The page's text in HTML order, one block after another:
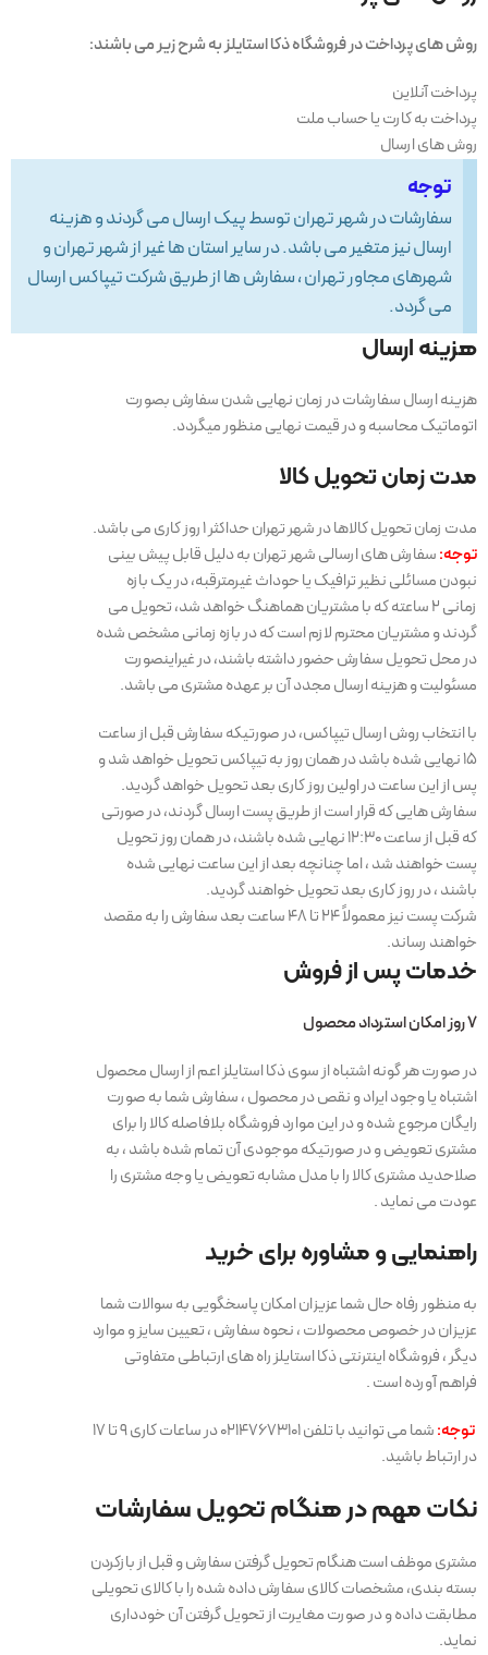
روش های پرداخت در فروشگاه ذکا استایلز به شرح زیر می باشند:
پرداخت آنلاین
پرداخت به کارت یا حساب ملت
روش های ارسال
توجه
سفارشات در شهر تهران توسط پیک ارسال می گردند و هزینه
ارسال نیز متغیر می باشد. در سایر استان ها غیر از شهر تهران و
شهرهای مجاور تهران ، سفارش ها از طریق شرکت تیپاکس ارسال
می گردد.
هزینه ارسال
هزینه ارسال سفارشات در زمان نهایی شدن سفارش بصورت
اتوماتیک محاسبه و در قیمت نهایی منظور میگردد.
مدت زمان تحویل کالا
مدت زمان تحویل کالاها در شهر تهران حداکثر 1 روز کاری می باشد.
توجه:سفارش های ارسالی شهر تهران به دلیل قابل پیش بینی
نبودن مسائلی نظیر ترافیک یا حوداث غیرمترقبه، در یک بازه
زمانی 2 ساعته که با مشتریان هماهنگ خواهد شد، تحویل می
گردند و مشتریان محترم لازم است که در بازه زمانی مشخص شده
در محل تحویل سفارش حضور داشته باشند، در غیراینصورت
مسئولیت و هزینه ارسال مجدد آن بر عهده مشتری می باشد.
با انتخاب روش ارسال تیپاکس، در صورتیکه سفارش قبل از ساعت
15 نهایی شده باشد در همان روز به تیپاکس تحویل خواهد شد و
پس از این ساعت در اولین روز کاری بعد تحویل خواهد گردید.
سفارش هایی که قرار است از طریق پست ارسال گردند، در صورتی
که قبل از ساعت 12:30 نهایی شده باشند، در همان روز تحویل
پست خواهند شد ، اما چنانچه بعد از این ساعت نهایی شده
باشند ، در روز کاری بعد تحویل خواهند گردید.
شرکت پست نیز معمولاً 24 تا 48 ساعت بعد سفارش را به مقصد
خواهند رساند.
خدمات پس از فروش
7 روز امکان استرداد محصول
در صورت هر گونه اشتباه از سوی ذکا استایلز اعم از ارسال محصول
اشتباه یا وجود ایراد و نقص در محصول ، سفارش شما به صورت
رایگان مرجوع شده و در این موارد فروشگاه بلافاصله کالا را برای
مشتری تعویض و در صورتیکه موجودی آن تمام شده باشد ، به
صلاحدید مشتری کالا را با مدل مشابه تعویض یا وجه مشتری را
عودت می نماید .
راهنمایی و مشاوره برای خرید
به منظور رفاه حال شما عزیزان امکان پاسخگویی به سوالات شما
عزیزان در خصوص محصولات ، نحوه سفارش ، تعیین سایز و موارد
دیگر ، فروشگاه اینترنتی ذکا استایلز راه های ارتباطی متفاوتی
فراهم آورده است .
توجه:
شما می توانید با تلفن 02147673101 در ساعات کاری 9 تا 17
در ارتباط باشید.
نکات مهم در هنگام تحویل سفارشات
مشتری موظف است هنگام تحویل گرفتن سفارش و قبل از بازکردن
بسته بندی، مشخصات کالای سفارش داده شده را با کالای تحویلی
مطابقت داده و در صورت مغایرت از تحویل گرفتن آن خودداری
نماید.